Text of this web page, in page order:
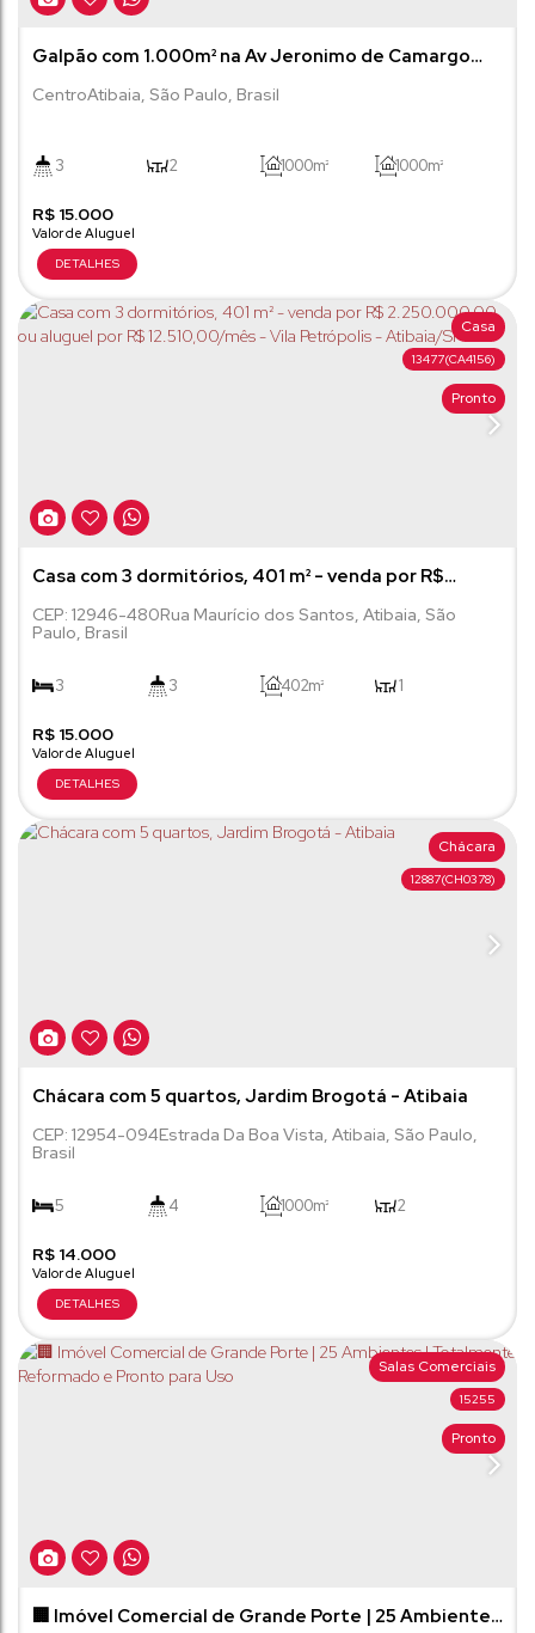
Galpão com 1.000m² na Av Jeronimo de Camargo
para locação
R$ 15.000
CentroAtibaia, São Paulo, Brasil
3 2 1000m² 1000m²
13477(CA4156)
Casa
Pronto
Casa com 3 dormitórios, 401 m² - venda por R$
2.250.000,00 ou aluguel por R$ 12.510,00/mês - Vila
Petrópolis - Atibaia/SP
R$ 15.000
CEP: 12946-480Rua Maurício dos Santos, Atibaia, São
Paulo, Brasil
3 3 402m² 1
3
12887(CH0378)
Chácara
Chácara com 5 quartos, Jardim Brogotá - Atibaia
R$ 14.000
CEP: 12954-094Estrada Da Boa Vista, Atibaia, São Paulo,
Brasil
5 4 1000m² 2
2
15255
Salas Comerciais
Pronto
🏢 Imóvel Comercial de Grande Porte | 25 Ambientes